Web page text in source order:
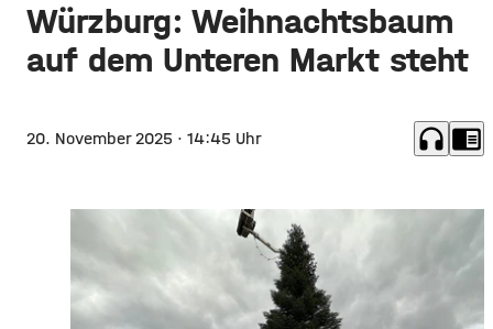
Würzburg: Weihnachtsbaum
auf dem Unteren Markt steht
20. November 2025 · 14:45 Uhr headphones chrome_reader_mode